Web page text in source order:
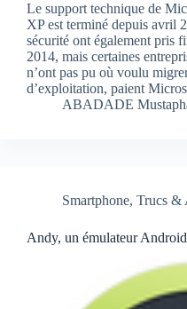
Le support technique de
XP est terminé depuis avril
sécurité ont également pris
2014, mais certaines
n’ont pas pu où voulu
d’exploitation, paient
ABADADE
Smartphone, Trucs &
Andy, un émulateur